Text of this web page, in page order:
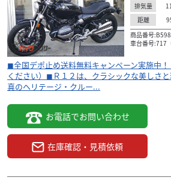
BMW
R12 スタンダード アベンチュリン
159
排気量
距離
商品番号
車台番号:717
◼︎全国デポ止め送料無料キャンペーン実施中
ください）◼︎Ｒ１２は、クラシックな美しさ
真のヘリテージ・クルー...
お電話でお問い合わせ
在庫確認・見積依頼